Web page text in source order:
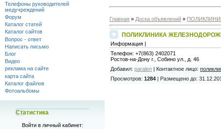
Телефоны руководителей
медучреждений
Форум
Каталог статей
Каталог сайтов
Вопрос - ответ
Написать письмо
Блог
Видео
реклама на сайте
карта сайта
Каталог файлов
Фотоальбомы
Статистика
Войти в личный кабинет:
Главная » Доска объявлений »
ПОЛИКЛИНИКА
Информация |
Телефон:+7(863) 2402071
Ростов-на-Дону г., Собино ул., д. 46
Добавил:paralen | Контактное лицо:
Просмотров:1284 | Размещено до: